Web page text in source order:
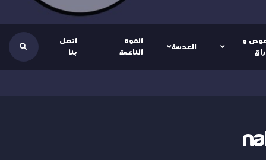
و
العدسة
القوة
الناعمة
اتصل
بنا